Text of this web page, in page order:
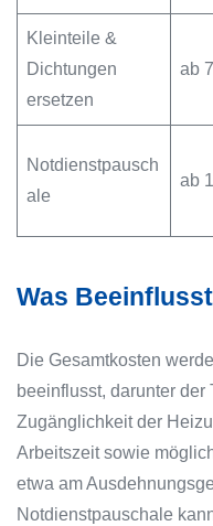
Kleinteile &
Dichtungen
ersetzen
ab
Notdienstpausch
ale
ab
Was
Die Gesamtkosten
beeinflusst, darunter
Zugänglichkeit der
Arbeitszeit sowie
etwa am
Notdienstpauschale